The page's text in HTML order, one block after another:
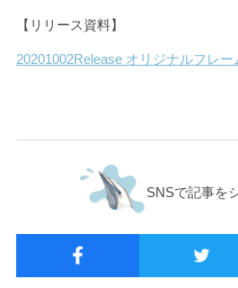
【リリース資料】
20201002Release オリジナルフレ
SNSで記事を